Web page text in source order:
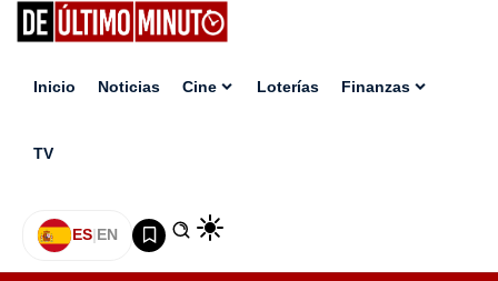
Inicio Noticias Cine Loterías Finanzas
TV
ES|EN